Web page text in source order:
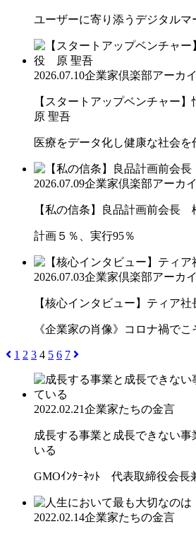
ユーザーに寄り添うデジタルマ
2026.07.10企業家倶楽部アーカ
【スタートアップベンチャー
原 聖吾
医療をデータ化し健康な社会を
2026.07.09企業家倶楽部アーカ
【私の信条】良品計画前会長
計画５％、実行95％
2026.07.03企業家倶楽部アーカ
【核心インタビュー】ティア
《企業家の肖像》コロナ禍でこ
1 2 3 4 5 6 7
2022.02.21企業家たちの金言
成長する事業と成長できない
いる
GMOｲﾝﾀｰﾈｯﾄ 代表取締役会
2022.02.14企業家たちの金言